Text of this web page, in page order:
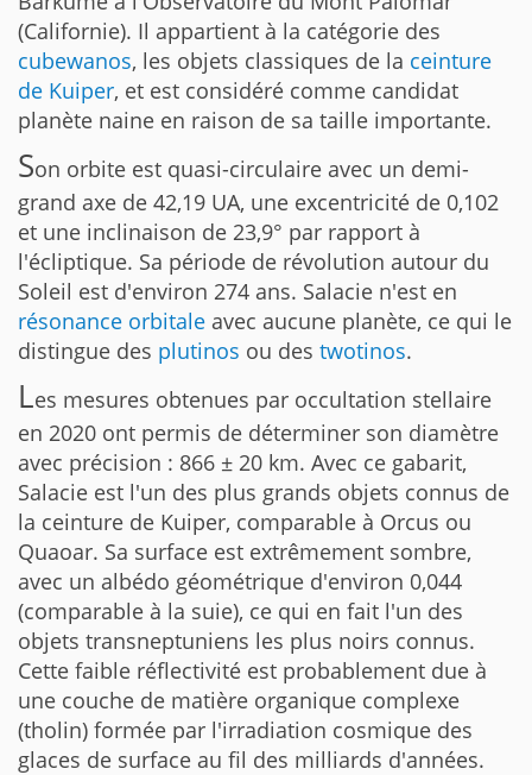
(Californie). Il appartient à la catégorie des
cubewanos, les objets classiques de la ceinture
de Kuiper, et est considéré comme candidat
planète naine en raison de sa taille importante.
Son orbite est quasi-circulaire avec un demi-
grand axe de 42,19 UA, une excentricité de 0,102
et une inclinaison de 23,9° par rapport à
l'écliptique. Sa période de révolution autour du
Soleil est d'environ 274 ans. Salacie n'est en
résonance orbitale avec aucune planète, ce qui le
distingue des plutinos ou des twotinos.
Les mesures obtenues par occultation stellaire
en 2020 ont permis de déterminer son diamètre
avec précision : 866 ± 20 km. Avec ce gabarit,
Salacie est l'un des plus grands objets connus de
la ceinture de Kuiper, comparable à Orcus ou
Quaoar. Sa surface est extrêmement sombre,
avec un albédo géométrique d'environ 0,044
(comparable à la suie), ce qui en fait l'un des
objets transneptuniens les plus noirs connus.
Cette faible réflectivité est probablement due à
une couche de matière organique complexe
(tholin) formée par l'irradiation cosmique des
glaces de surface au fil des milliards d'années.